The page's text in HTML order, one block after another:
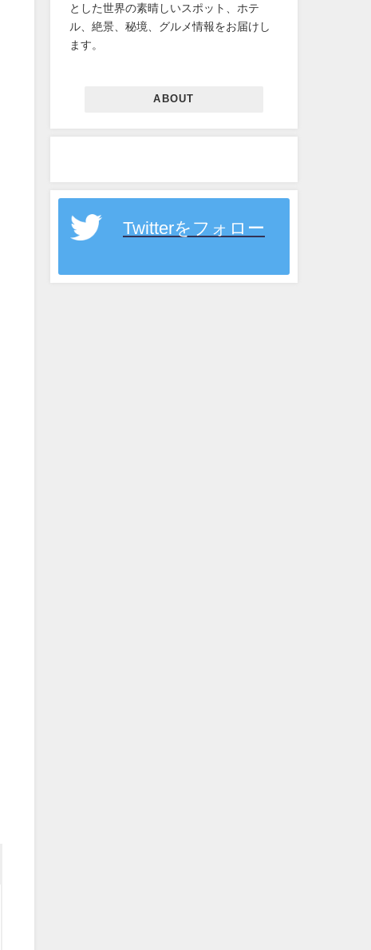
とした世界の素晴しいスポット、ホテ
ル、絶景、秘境、グルメ情報をお届けし
ます。
ABOUT
Twitterをフォロー